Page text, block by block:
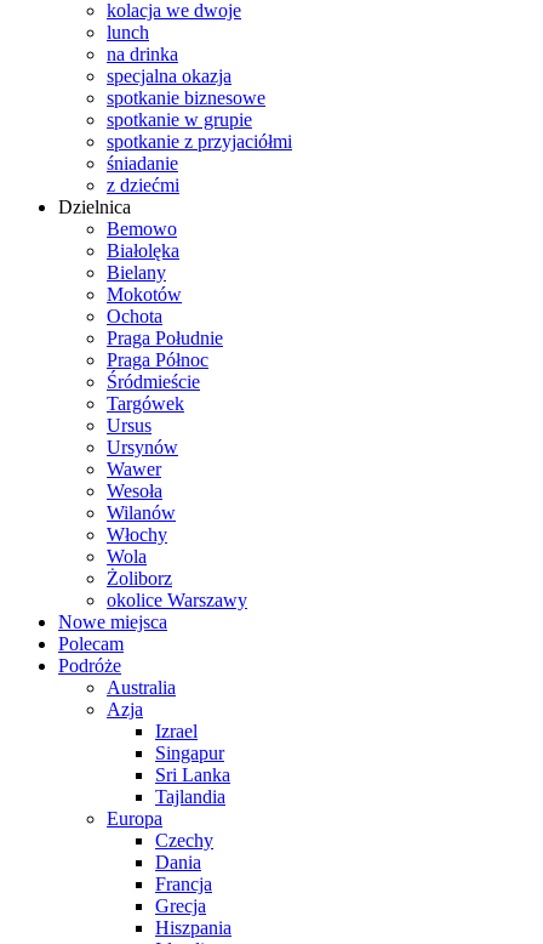
kolacja we dwoje
lunch
na drinka
specjalna okazja
spotkanie biznesowe
spotkanie w grupie
spotkanie z przyjaciółmi
śniadanie
z dziećmi
Dzielnica
Bemowo
Białolęka
Bielany
Mokotów
Ochota
Praga Południe
Praga Północ
Śródmieście
Targówek
Ursus
Ursynów
Wawer
Wesoła
Wilanów
Włochy
Wola
Żoliborz
okolice Warszawy
Nowe miejsca
Polecam
Podróże
Australia
Azja
Izrael
Singapur
Sri Lanka
Tajlandia
Europa
Czechy
Dania
Francja
Grecja
Hiszpania